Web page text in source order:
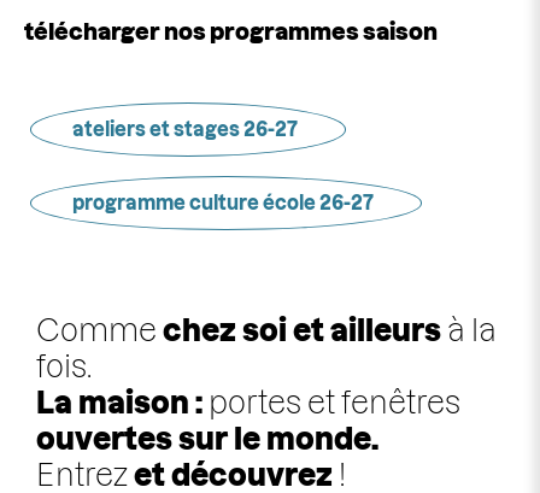
télécharger nos programmes saison
ateliers et stages 26-27
programme culture école 26-27
Comme chez soi et ailleurs à la
fois.
La maison : portes et fenêtres
ouvertes sur le monde.
Entrezet découvrez !